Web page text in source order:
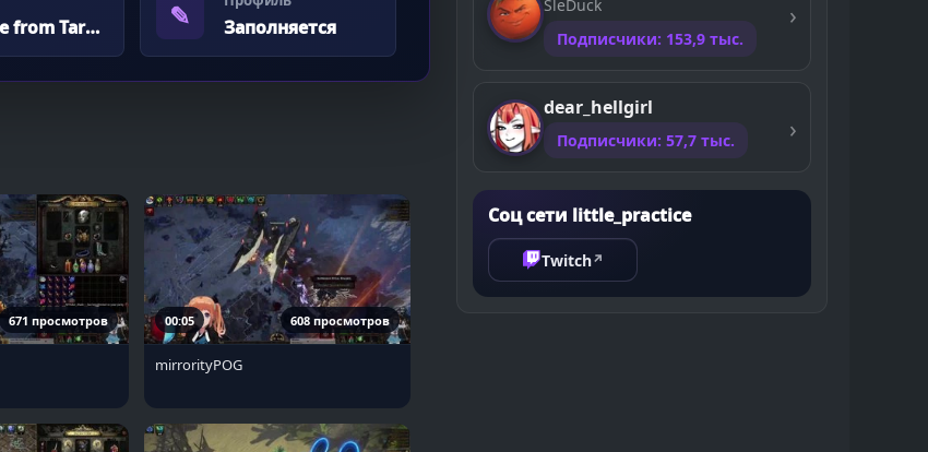
Escape from Tarkov ✎ Заполняется
671 просмотров 00:05 608 просмотров
mirrorityPOG
SleDuck
Подписчики: 153,9 тыс.
dear_hellgirl
Подписчики: 57,7 тыс.
Соц сети little_practice
Twitch↗